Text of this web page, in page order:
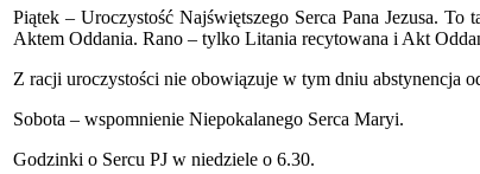
Piątek – Uroczystość Najświętszego Serca Pana Jezusa.
Aktem Oddania. Rano – tylko Litania recytowana i Akt
Z racji uroczystości nie obowiązuje w tym dniu abstynencja
Sobota – wspomnienie Niepokalanego Serca Maryi.
Godzinki o Sercu PJ w niedziele o 6.30.